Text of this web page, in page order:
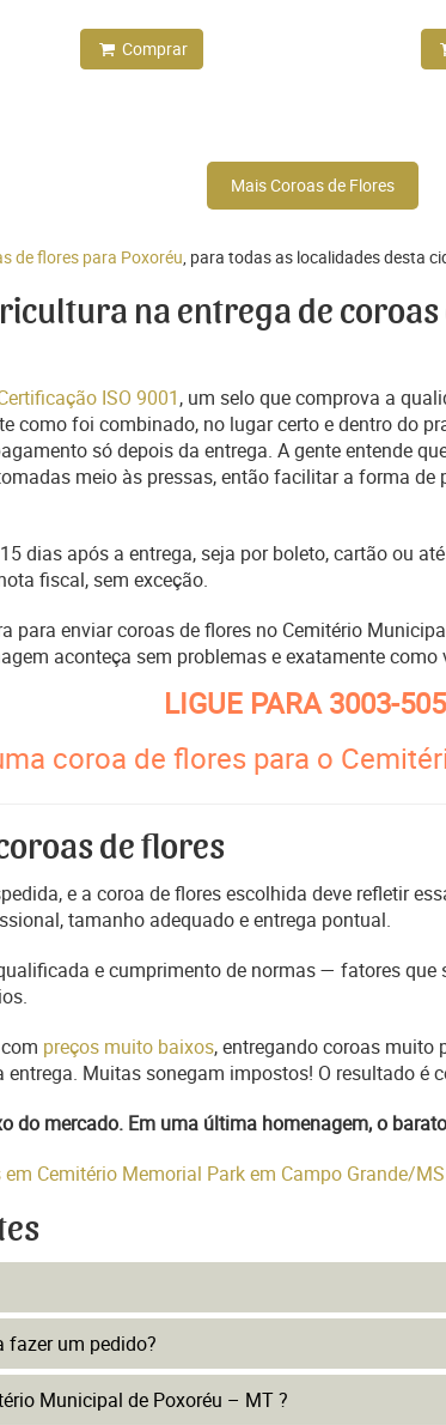
Comprar
Mais Coroas de Flores
de flores para Poxoréu, para todas as localidades desta
na entrega de
ISO 9001, um selo que comprova a
como foi combinado, no lugar certo e dentro do
só depois da entrega. A gente entende
meio às pressas, então facilitar a forma de
dias após a entrega, seja por boleto, cartão ou
fiscal, sem exceção.
para enviar coroas de flores no Cemitério
aconteça sem problemas e exatamente como
LIGUE PARA3003-
coroa de flores para o
de flores
e a coroa de flores escolhida deve refletir
tamanho adequado e entrega pontual.
e cumprimento de normas — fatores
preços muito baixos, entregando coroas muito
Muitas sonegam impostos! O resultado é
do mercado. Em uma última homenagem, o
Cemitério Memorial Park em Campo Grande/MS
fazer um pedido?
Municipal de Poxoréu – MT ?